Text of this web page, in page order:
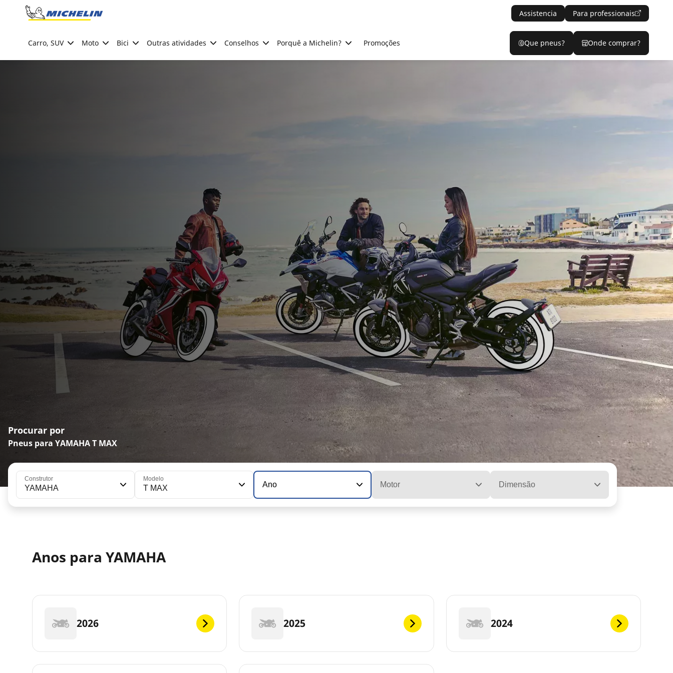
Go to page content
Assistencia Para professionais
Carro, SUV Moto Bici Outras atividades Conselhos Porquê a Michelin? Promoções Que pneus? Onde comprar?
Procurar por
Pneus para YAMAHA T MAX
Construtor
YAMAHA
Modelo
T MAX Ano Motor Dimensão
Anos para YAMAHA
2026 2025 2024